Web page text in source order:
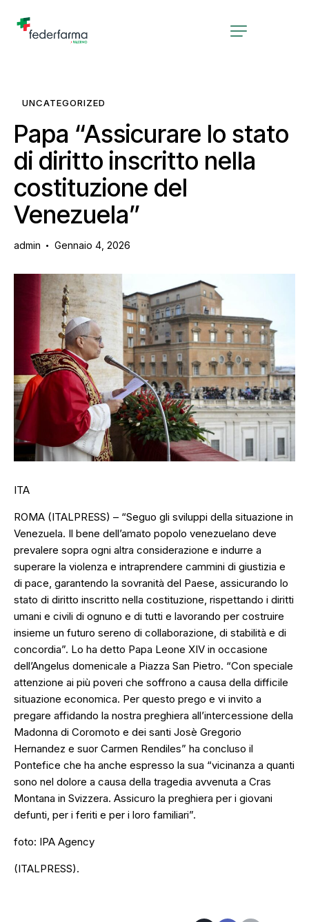
UNCATEGORIZED
Papa “Assicurare lo stato
di diritto inscritto nella
costituzione del
Venezuela”
admin Gennaio 4, 2026
ITA
ROMA (ITALPRESS) – “Seguo gli sviluppi della situazione in
Venezuela. Il bene dell’amato popolo venezuelano deve
prevalere sopra ogni altra considerazione e indurre a
superare la violenza e intraprendere cammini di giustizia e
di pace, garantendo la sovranità del Paese, assicurando lo
stato di diritto inscritto nella costituzione, rispettando i diritti
umani e civili di ognuno e di tutti e lavorando per costruire
insieme un futuro sereno di collaborazione, di stabilità e di
concordia”. Lo ha detto Papa Leone XIV in occasione
dell’Angelus domenicale a Piazza San Pietro. “Con speciale
attenzione ai più poveri che soffrono a causa della difficile
situazione economica. Per questo prego e vi invito a
pregare affidando la nostra preghiera all’intercessione della
Madonna di Coromoto e dei santi Josè Gregorio
Hernandez e suor Carmen Rendiles” ha concluso il
Pontefice che ha anche espresso la sua “vicinanza a quanti
sono nel dolore a causa della tragedia avvenuta a Cras
Montana in Svizzera. Assicuro la preghiera per i giovani
defunti, per i feriti e per i loro familiari”.
foto: IPA Agency
(ITALPRESS).